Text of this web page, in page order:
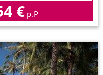
€ p.P